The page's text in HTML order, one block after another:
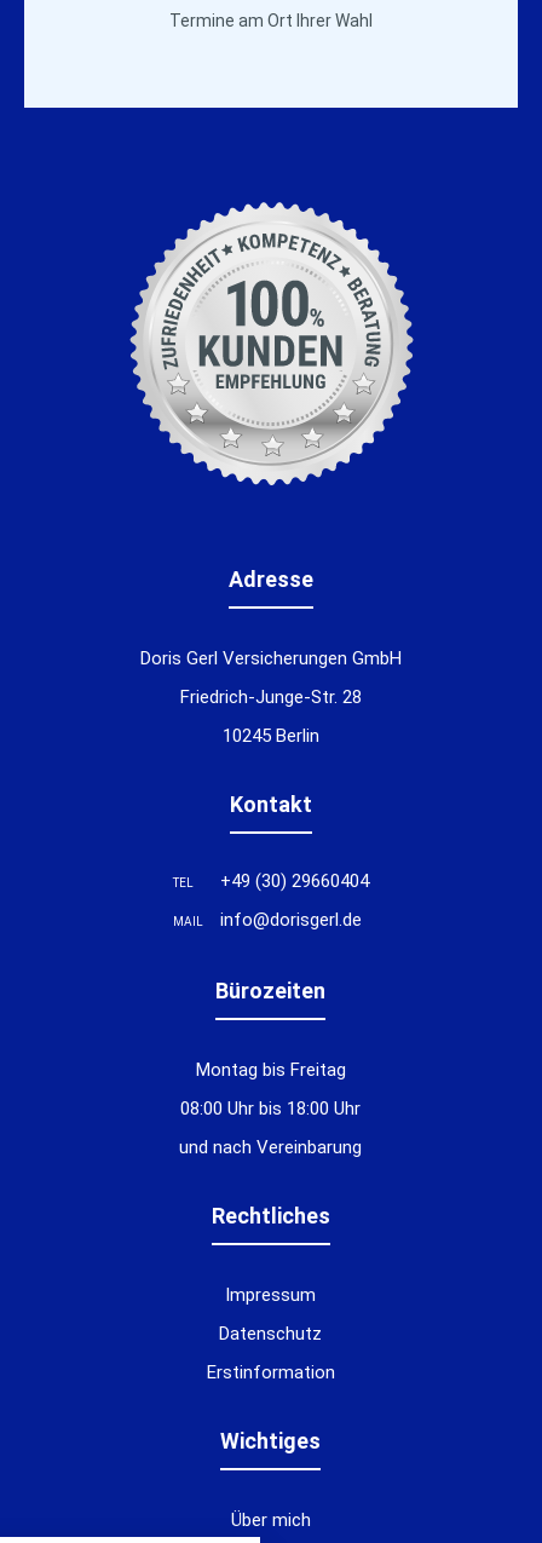
Termine am Ort Ihrer Wahl
Adresse
Doris Gerl Versicherungen GmbH
Friedrich-Junge-Str. 28
10245 Berlin
Kontakt
TEL +49 (30) 29660404
MAIL info@dorisgerl.de
Bürozeiten
Montag bis Freitag
08:00 Uhr bis 18:00 Uhr
und nach Vereinbarung
Rechtliches
Impressum
Datenschutz
Erstinformation
Wichtiges
Über mich